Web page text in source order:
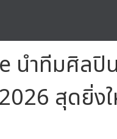
นำทีมศิล
2026 สุดยิ่